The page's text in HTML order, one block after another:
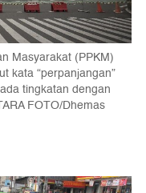
Masyarakat (PPKM)
kata “perpanjangan”
tingkatan dengan
FOTO/Dhemas